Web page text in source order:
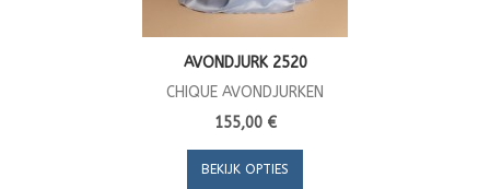
AVONDJURK 2520
CHIQUE AVONDJURKEN
155,00 €
BEKIJK OPTIES